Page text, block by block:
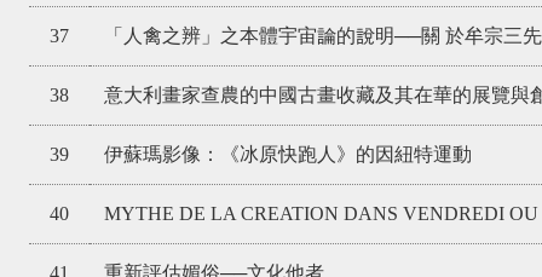
37 「人禽之辨」之本體宇宙論的說明──關 於牟宗三
38 意大利畫家查農的中國古畫收藏及其在華的展覽與
39 伊蘇瑪影像：《冰原快跑人》的因紐特運動
40 MYTHE DE LA CREATION DANS VENDREDI
41 重新評估媚俗──文化他者